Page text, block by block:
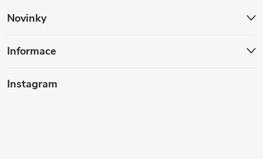
Novinky
Informace
Instagram